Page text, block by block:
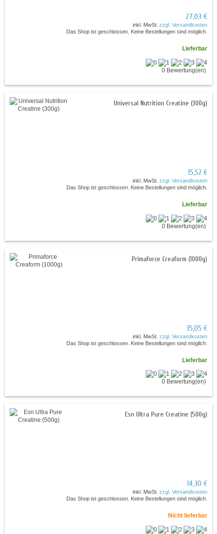
27,03 €
inkl. MwSt. zzgl. Versandkosten
Das Shop ist geschlossen. Keine Bestellungen sind möglich.
Lieferbar
0 Bewertung(en)
Universal Nutrition Creatine (300g)
15,52 €
inkl. MwSt. zzgl. Versandkosten
Das Shop ist geschlossen. Keine Bestellungen sind möglich.
Lieferbar
0 Bewertung(en)
Primaforce Creaform (1000g)
35,05 €
inkl. MwSt. zzgl. Versandkosten
Das Shop ist geschlossen. Keine Bestellungen sind möglich.
Lieferbar
0 Bewertung(en)
Esn Ultra Pure Creatine (500g)
14,30 €
inkl. MwSt. zzgl. Versandkosten
Das Shop ist geschlossen. Keine Bestellungen sind möglich.
Nicht lieferbar